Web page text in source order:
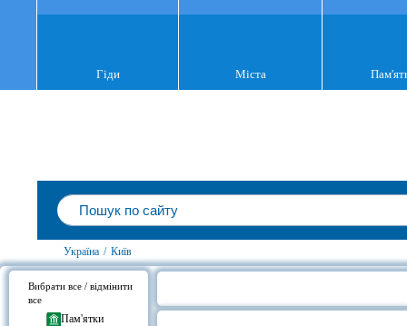
Гіди Міста
Україна / Київ
Вибрати все / відмінити
все
Пам'ятки